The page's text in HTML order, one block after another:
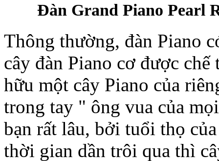
Đàn Grand Piano Pearl
Thông thường, đàn Piano
cây đàn Piano cơ được
hữu một cây Piano của
trong tay " ông vua của
bạn rất lâu, bởi tuổi thọ
thời gian dần trôi qua thì